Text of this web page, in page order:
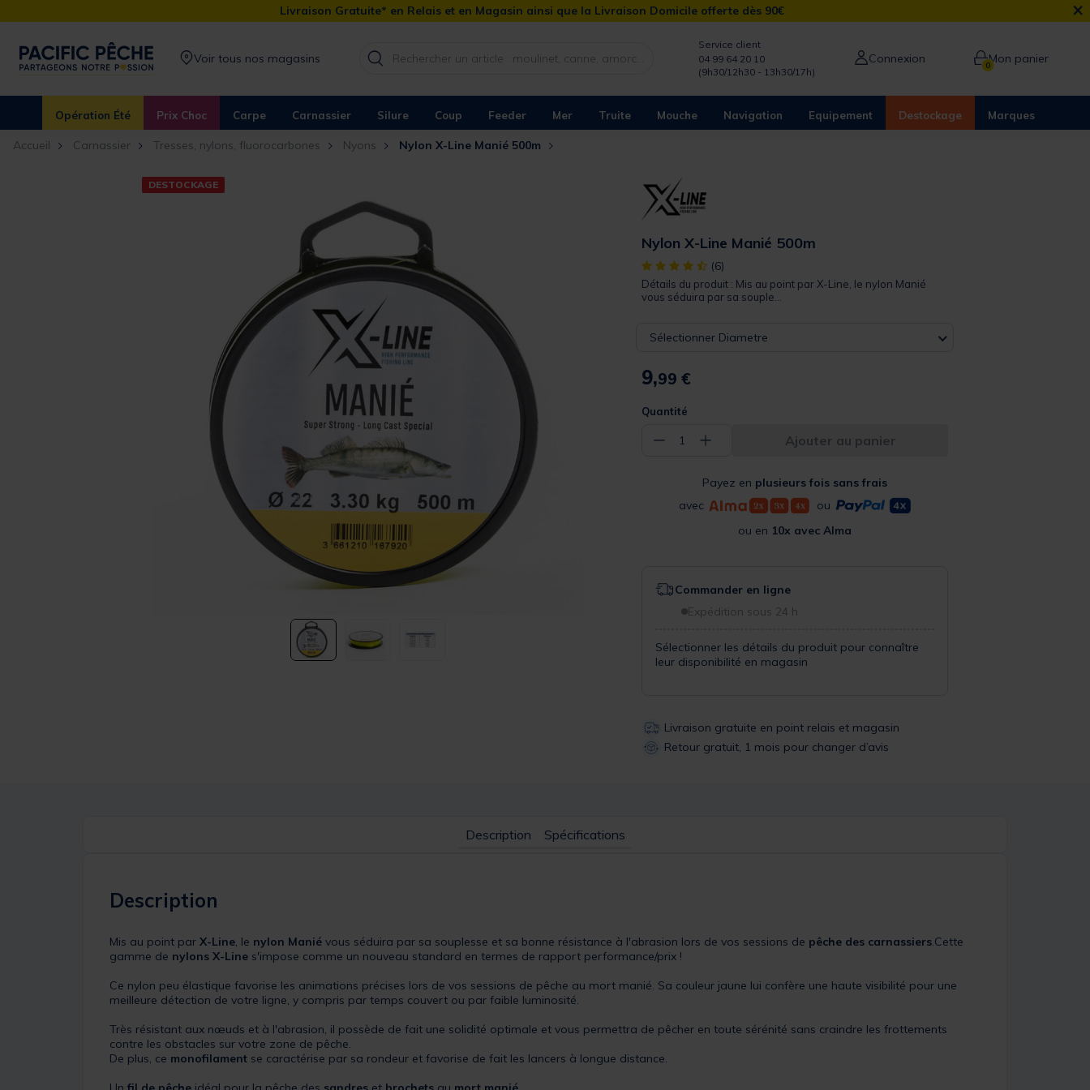
Livraison Gratuite* en Relais et en Magasin ainsi que la Livraison Domicile offerte dès 90€ ×
Voir tous nos magasins
Service client
04 99 64 20 10
(9h30/12h30 - 13h30/17h)
Connexion 0Mon panier
Opération Été Prix Choc Carpe Carnassier Silure Coup Feeder Mer Truite Mouche Navigation Equipement Destockage Marques
Accueil Carnassier Tresses, nylons, fluorocarbones Nyons Nylon X-Line Manié 500m
DESTOCKAGE
Nylon X-Line Manié 500m
[object Object] out of 5 Customer Rating
(6)
Détails du produit : Mis au point par X-Line, le nylon Manié
vous séduira par sa souple...
Sélectionner Diametre
9,99 €
Quantité
− 1 + Ajouter au panier
Payez en plusieurs fois sans frais
avec
ou
ou en 10x avec Alma
Commander en ligne
Expédition sous 24 h
Sélectionner les détails du produit pour connaître
leur disponibilité en magasin
Livraison gratuite en point relais et magasin
Retour gratuit, 1 mois pour changer d’avis
Description Spécifications
Description
Mis au point par X-Line, le nylon Manié vous séduira par sa souplesse et sa bonne résistance à l'abrasion lors de vos sessions de pêche des carnassiers.Cette
gamme de nylons X-Line s'impose comme un nouveau standard en termes de rapport performance/prix !
Ce nylon peu élastique favorise les animations précises lors de vos sessions de pêche au mort manié. Sa couleur jaune lui confère une haute visibilité pour une
meilleure détection de votre ligne, y compris par temps couvert ou par faible luminosité.
Très résistant aux nœuds et à l'abrasion, il possède de fait une solidité optimale et vous permettra de pêcher en toute sérénité sans craindre les frottements
contre les obstacles sur votre zone de pêche.
De plus, ce monofilament se caractérise par sa rondeur et favorise de fait les lancers à longue distance.